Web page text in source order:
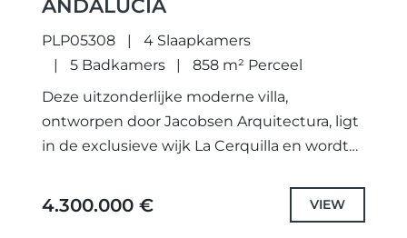
ANDALUCIA
PLP05308
4 Slaapkamers
5 Badkamers
858 m² Perceel
Deze uitzonderlijke moderne villa,
ontworpen door Jacobsen Arquitectura, ligt
in de exclusieve wijk La Cerquilla en wordt
naadloze mix van hedendaagse elegantie
4.300.000 € VIEW